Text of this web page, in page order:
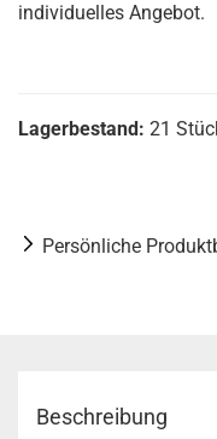
individuelles Angebot.
Lagerbestand: 21
Persönliche
Beschreibung